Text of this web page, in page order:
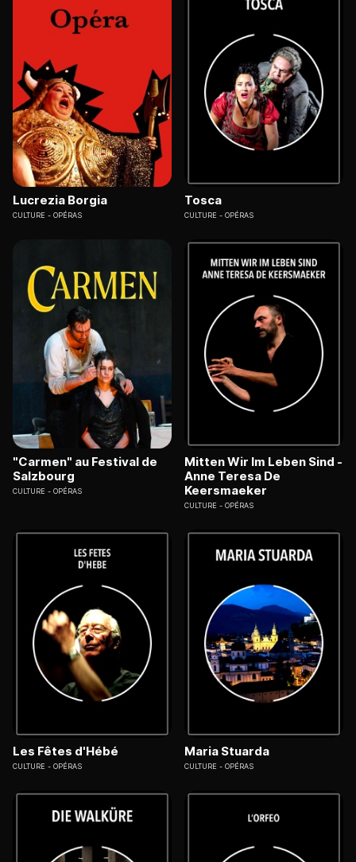
Lucrezia Borgia
CULTURE OPÉRAS
Tosca
CULTURE OPÉRAS
"Carmen" au Festival de
Salzbourg
CULTURE OPÉRAS
Mitten Wir Im Leben Sind -
Anne Teresa De
Keersmaeker
CULTURE OPÉRAS
Les Fêtes d'Hébé
CULTURE OPÉRAS
Maria Stuarda
CULTURE OPÉRAS